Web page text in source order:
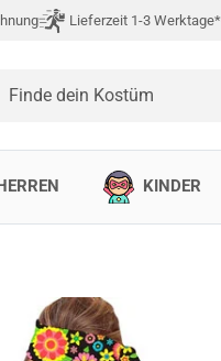
Lieferzeit 1-3 Werktage*
Finde dein Kostüm
HERREN KINDER